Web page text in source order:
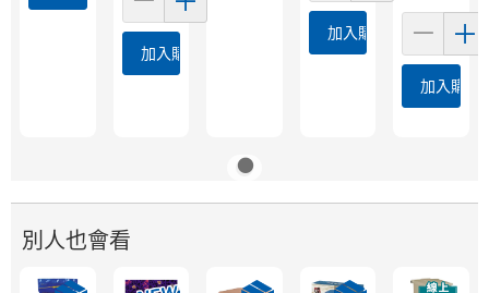
加入購物車
加入購物車
加入購物
別人也會看